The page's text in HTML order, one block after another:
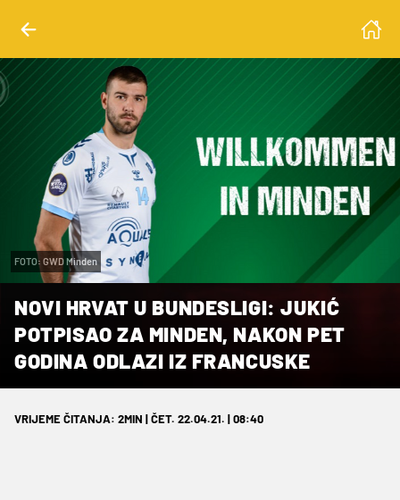
FOTO: GWD Minden
NOVI HRVAT U BUNDESLIGI: JUKIĆ
POTPISAO ZA MINDEN, NAKON PET
GODINA ODLAZI IZ FRANCUSKE
VRIJEME ČITANJA: 2MIN | ČET. 22.04.21. | 08:40